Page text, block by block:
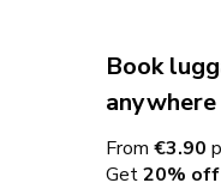
Book
From €3.90
Get20% off